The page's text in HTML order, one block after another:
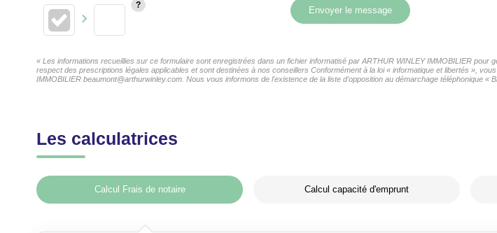
Envoyer le message
« Les informations recueillies sur ce formulaire sont enregistrées dans un fichier informatisé par ARTHUR WINLEY IMMOBILIER
respect des prescriptions légales applicables et sont destinées à nos conseillers Conformément à la loi « informatique et libertés »,
IMMOBILIER beaumont@arthurwinley.com. Nous vous informons de l'existence de la liste d'opposition au démarchage téléphonique «
Les calculatrices
Calcul Frais de notaire Calcul capacité d'emprunt